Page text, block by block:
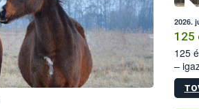
2026.
125
125
–
15.